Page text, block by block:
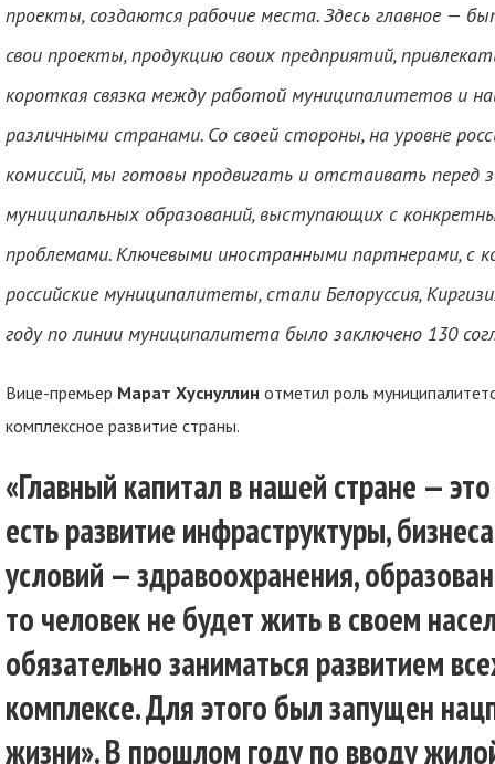
проекты, создаются рабочие места. Здесь главное —
свои проекты, продукцию своих предприятий,
короткая связка между работой муниципалитетов и
различными странами. Со своей стороны, на уровне
комиссий, мы готовы продвигать и отстаивать
муниципальных образований, выступающих с
проблемами. Ключевыми иностранными партнерами, с
российские муниципалитеты, стали Белоруссия,
году по линии муниципалитета было заключено 130
Вице-премьер Марат Хуснуллин отметил роль
комплексное развитие страны.
«Главный капитал в нашей стране —
есть развитие инфраструктуры,
условий — здравоохранения,
то человек не будет жить в своем
обязательно заниматься развитием
комплексе. Для этого был запущен
жизни». В прошлом году по вводу